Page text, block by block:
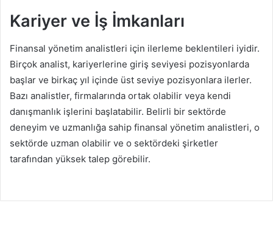
Kariyer ve İş İmkanları
Finansal yönetim analistleri için ilerleme beklentileri iyidir.
Birçok analist, kariyerlerine giriş seviyesi pozisyonlarda
başlar ve birkaç yıl içinde üst seviye pozisyonlara ilerler.
Bazı analistler, firmalarında ortak olabilir veya kendi
danışmanlık işlerini başlatabilir. Belirli bir sektörde
deneyim ve uzmanlığa sahip finansal yönetim analistleri, o
sektörde uzman olabilir ve o sektördeki şirketler
tarafından yüksek talep görebilir.